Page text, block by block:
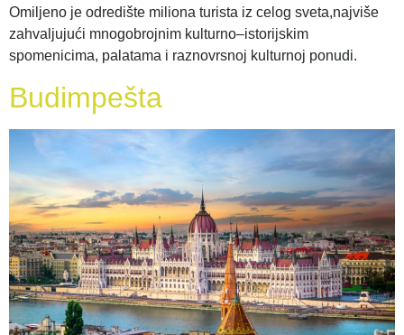
Omiljeno je odredište miliona turista iz celog sveta,najviše
zahvaljujući mnogobrojnim kulturno–istorijskim
spomenicima, palatama i raznovrsnoj kulturnoj ponudi.
Budimpešta